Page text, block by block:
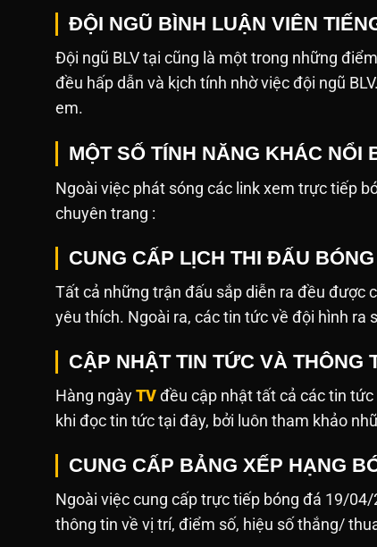
ĐỘI NGŨ BÌNH LUẬN VIÊN
Đội ngũ BLV tại cũng là một trong những
đều hấp dẫn và kịch tính nhờ việc đội ngũ
em.
MỘT SỐ TÍNH NĂNG KHÁC NỔI
Ngoài việc phát sóng các link xem trực tiếp
chuyên trang :
CUNG CẤP LỊCH THI ĐẤU
Tất cả những trận đấu sắp diễn ra đều được
yêu thích. Ngoài ra, các tin tức về đội hình
CẬP NHẬT TIN TỨC VÀ THÔNG
Hàng ngày TV đều cập nhật tất cả các tin
khi đọc tin tức tại đây, bởi luôn tham khảo
CUNG CẤP BẢNG XẾP HẠNG
Ngoài việc cung cấp trực tiếp bóng đá 19/
thông tin về vị trí, điểm số, hiệu số thắng/